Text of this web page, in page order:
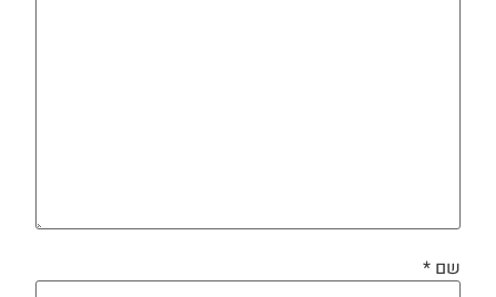
שם *